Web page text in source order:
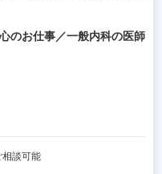
のお仕事／一般内科の医師
談可能